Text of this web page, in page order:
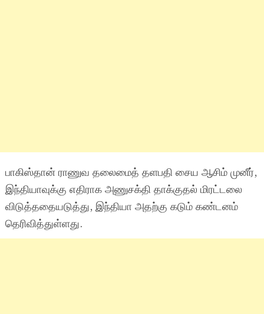
பாகிஸ்தான் ராணுவ தலைமைத் தளபதி சைய ஆசிம் முனீர்,
இந்தியாவுக்கு எதிராக அணுசக்தி தாக்குதல் மிரட்டலை
விடுத்ததையடுத்து, இந்தியா அதற்கு கடும் கண்டனம்
தெரிவித்துள்ளது.